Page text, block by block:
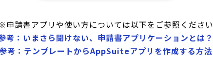
申請書アプリや使い方については以下をご参照ください
考：いまさら聞けない、申請書アプリケーションとは？
考：テンプレートからAppSuiteアプリを作成する方法